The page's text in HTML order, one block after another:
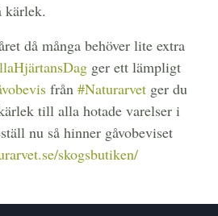
kärlek.
då många behöver lite extra
ger ett lämpligt
från #Naturarvet ger du
till alla hotade varelser i
nu så hinner gåvobeviset
skogsbutiken/